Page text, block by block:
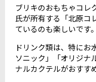
ブリキのおもちゃコレ
氏が所有する「北原コ
ているのも楽しいです。
ドリンク類は、特にお
ソニック」「オリジナ
ナルカクテルがおすす